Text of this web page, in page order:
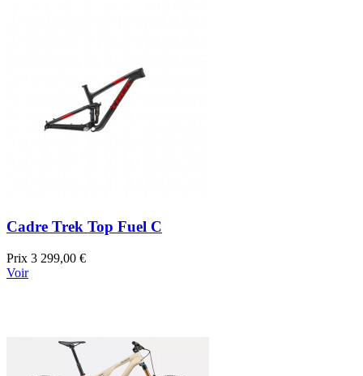
Cadre Trek Top Fuel C
Prix 3 299,00 €
Voir